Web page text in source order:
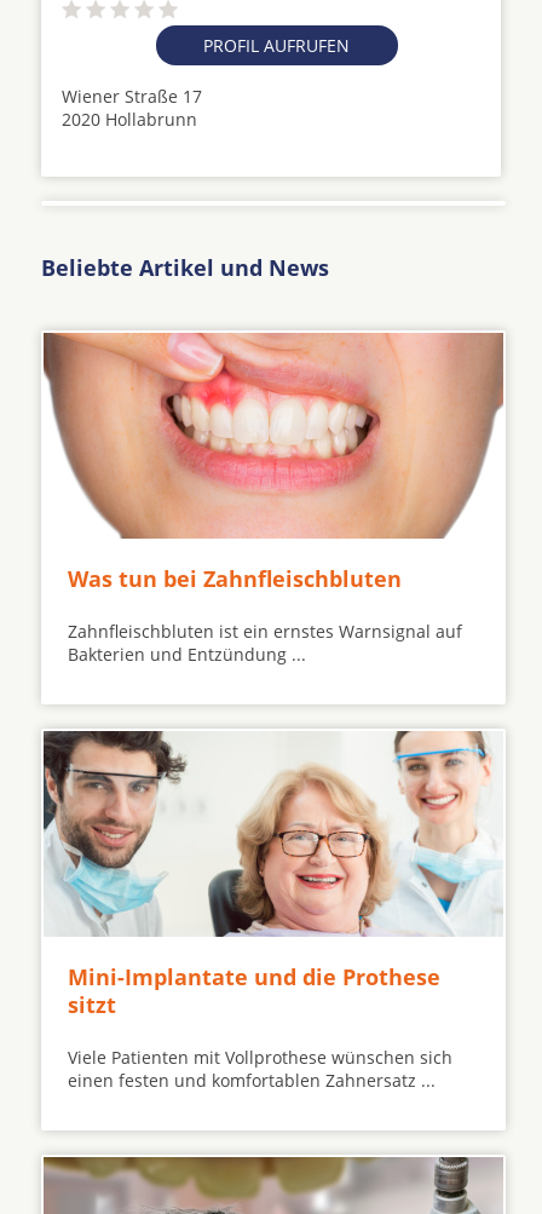
PROFIL AUFRUFEN
Wiener Straße 17
2020 Hollabrunn
Beliebte Artikel und News
Was tun bei Zahnfleischbluten
Zahnfleischbluten ist ein ernstes Warnsignal auf
Bakterien und Entzündung ...
Mini-Implantate und die Prothese
sitzt
Viele Patienten mit Vollprothese wünschen sich
einen festen und komfortablen Zahnersatz ...